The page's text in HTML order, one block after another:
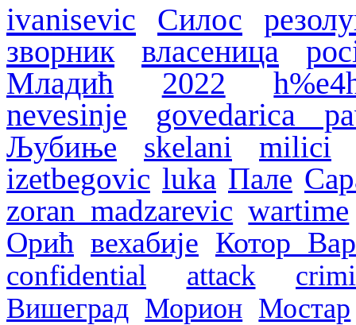
ivanisevic Силос
зворник
власеница
Младић
2022
nevesinje
govedarica
Љубиње
skelani milici
izetbegovic luka Пале
zoran madzarevic wartime
Орић вехабије Котор
confidential attack
Вишеград Морион Мостар